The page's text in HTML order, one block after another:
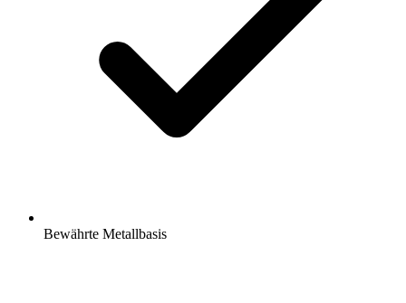
Bewährte Metallbasis